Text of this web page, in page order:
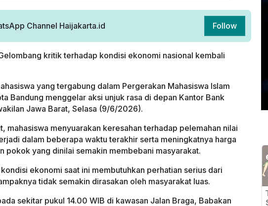
Channel Haijakarta.id Follow
kritik terhadap kondisi ekonomi nasional kembali
yang tergabung dalam Pergerakan Mahasiswa Islam
Bandung menggelar aksi unjuk rasa di depan Kantor Bank
Jawa Barat, Selasa (9/6/2026).
mahasiswa menyuarakan keresahan terhadap pelemahan nilai
dalam beberapa waktu terakhir serta meningkatnya harga
pokok yang dinilai semakin membebani masyarakat.
ekonomi saat ini membutuhkan perhatian serius dari
tidak semakin dirasakan oleh masyarakat luas.
sekitar pukul 14.00 WIB di kawasan Jalan Braga, Babakan